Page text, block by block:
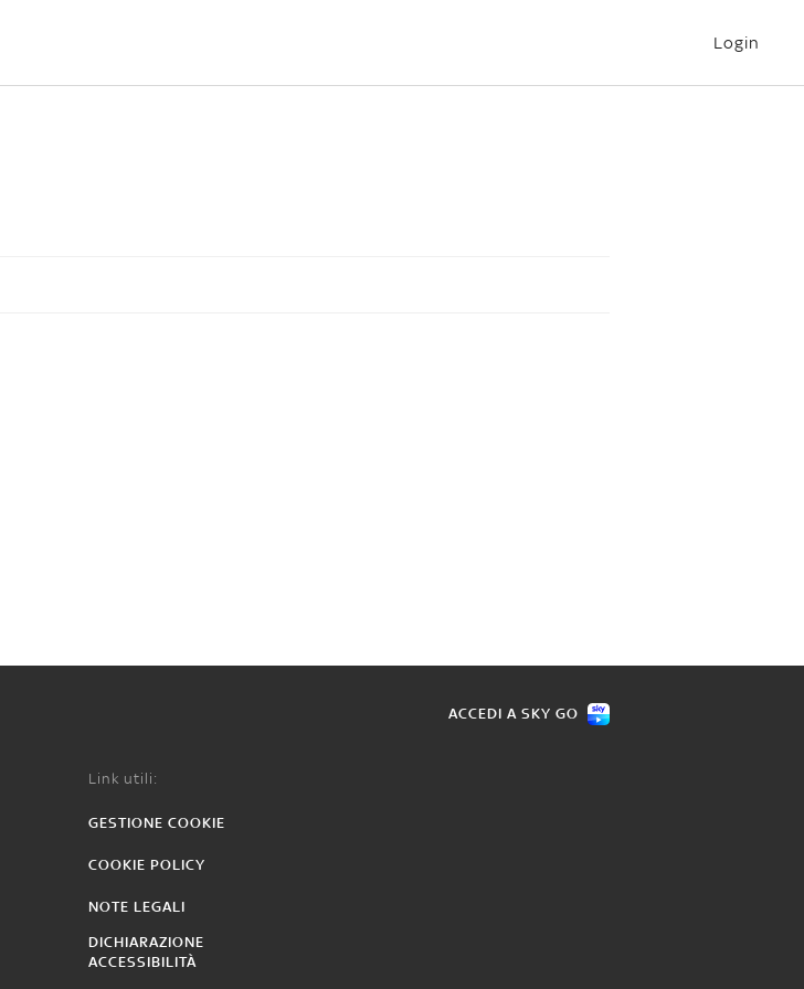
Login
ACCEDI A SKY GO
Link utili:
GESTIONE COOKIE
COOKIE POLICY
NOTE LEGALI
DICHIARAZIONE
ACCESSIBILITÀ